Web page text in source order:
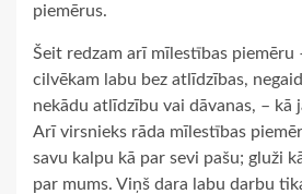
piemērus.
Šeit redzam arī mīlestības piemēru
cilvēkam labu bez atlīdzības,
nekādu atlīdzību vai dāvanas, – kā
Arī virsnieks rāda mīlestības
savu kalpu kā par sevi pašu; gluži
par mums. Viņš dara labu darbu